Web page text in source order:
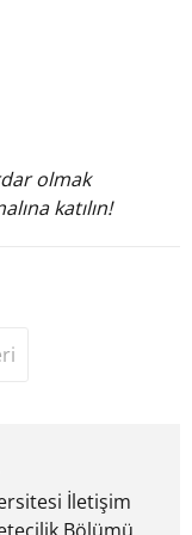
olmak
katılın!
İletişim